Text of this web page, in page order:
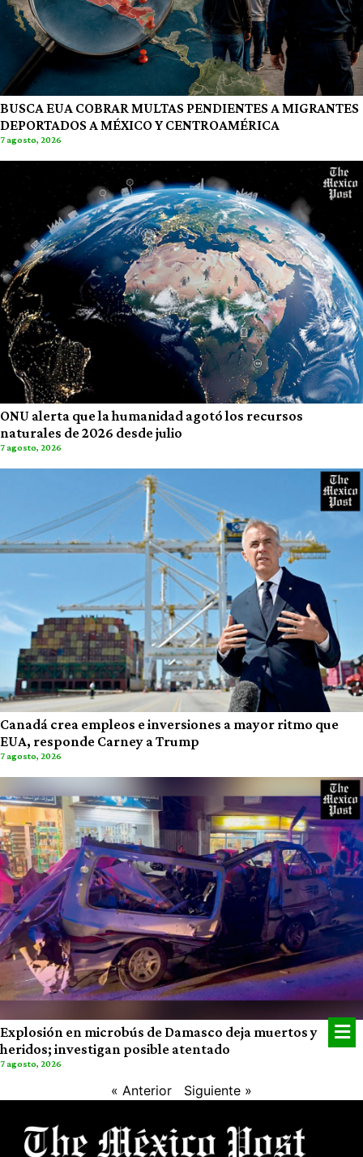
BUSCA EUA COBRAR MULTAS PENDIENTES A MIGRANTES
DEPORTADOS A MÉXICO Y CENTROAMÉRICA
7 agosto, 2026
ONU alerta que la humanidad agotó los recursos
naturales de 2026 desde julio
7 agosto, 2026
Canadá crea empleos e inversiones a mayor ritmo que
EUA, responde Carney a Trump
7 agosto, 2026
Explosión en microbús de Damasco deja muertos y
heridos; investigan posible atentado
7 agosto, 2026
« Anterior Siguiente »